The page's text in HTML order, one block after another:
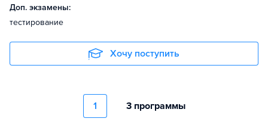
Доп. экзамены:
тестирование
Хочу поступить
1 3 программы